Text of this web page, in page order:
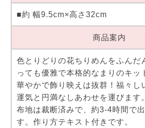
■約 幅9.5cm×高さ32cm
商品案内
色とりどりの花ちりめんをふんだ
っても優雅で本格的なまりのキッ
華やかで飾り映えは抜群！福々し
運気と円満なしあわせを運びます。
布地は裁断済みで、約3-4時間で
す。作り方テキスト付きです。